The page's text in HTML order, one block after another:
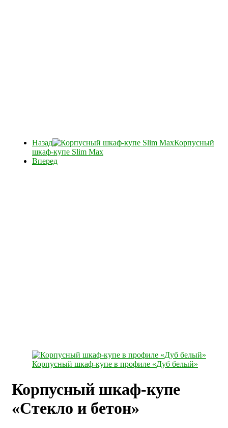
Назад
Корпусный
шкаф-купе Slim Max
Вперед
Корпусный шкаф-купе в профиле «Дуб белый»
Корпусный шкаф-купе
«Стекло и бетон»